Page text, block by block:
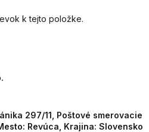
k tejto položke.
297/11, Poštové smerovacie
Revúca, Krajina: Slovensko